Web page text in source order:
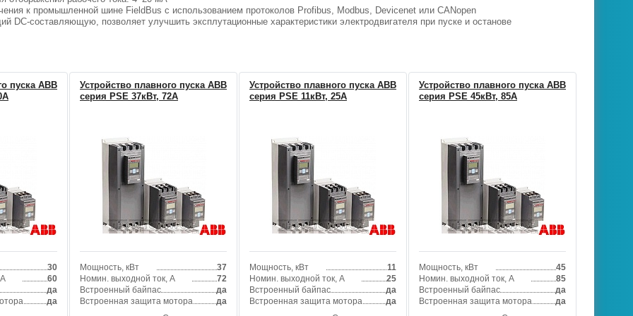
к промышленной шине FieldBus с использованием протоколов Profibus, Modbus, Devicenet или CANopen
DC-составляющую, позволяет улучшить эксплутационные характеристики электродвигателя при пуске и останове
пуска ABB
30
60
да
да
Устройство плавного пуска ABB
серия PSE 37кВт, 72А
Мощность, кВт
37
Номин. выходной ток, А
72
Встроенный байпас
да
Встроенная защита мотора
да
Устройство плавного пуска ABB
серия PSE 11кВт, 25А
Мощность, кВт
11
Номин. выходной ток, А
25
Встроенный байпас
да
Встроенная защита мотора
да
Устройство плавного пуска ABB
серия PSE 45кВт, 85А
Мощность, кВт
45
Номин. выходной ток, А
85
Встроенный байпас
да
Встроенная защита мотора
да